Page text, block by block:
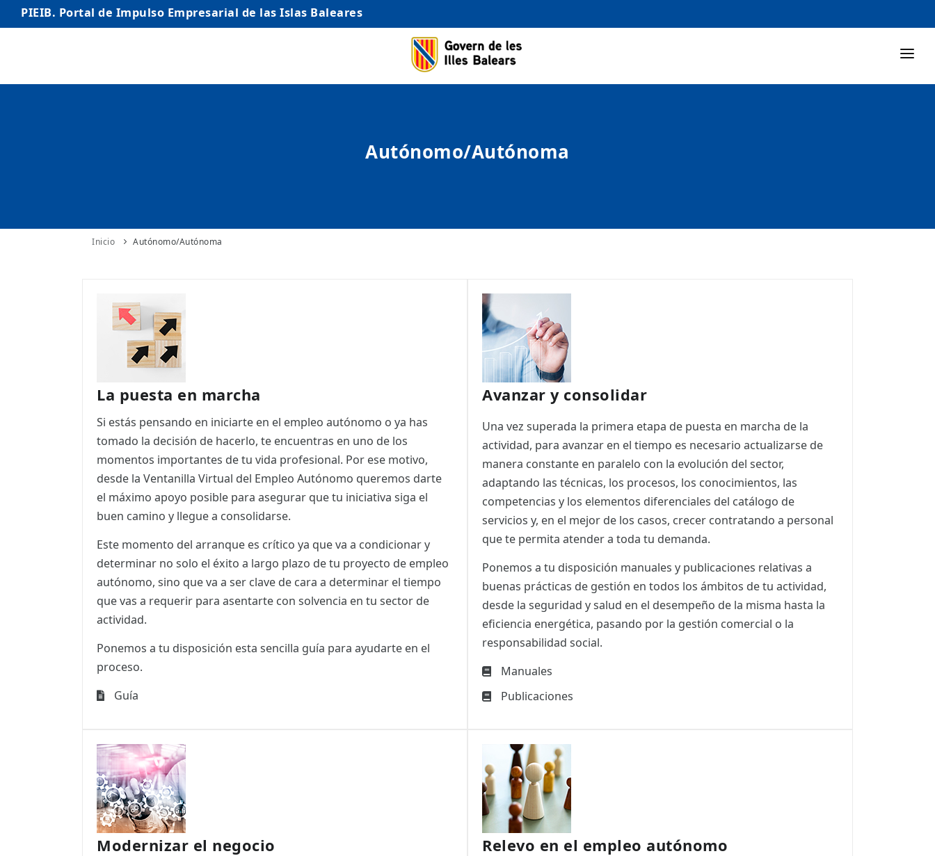
PIEIB. Portal de Impulso Empresarial de las Islas Baleares
INICIO
INTERNACIONALIZACIÓN
Autónomo/Autónoma
Inicio Autónomo/Autónoma
La puesta en marcha
Si estás pensando en iniciarte en el empleo autónomo o ya has
tomado la decisión de hacerlo, te encuentras en uno de los
momentos importantes de tu vida profesional. Por ese motivo,
desde la Ventanilla Virtual del Empleo Autónomo queremos darte
el máximo apoyo posible para asegurar que tu iniciativa siga el
buen camino y llegue a consolidarse.
Este momento del arranque es crítico ya que va a condicionar y
determinar no solo el éxito a largo plazo de tu proyecto de empleo
autónomo, sino que va a ser clave de cara a determinar el tiempo
que vas a requerir para asentarte con solvencia en tu sector de
actividad.
Ponemos a tu disposición esta sencilla guía para ayudarte en el
proceso.
Guía
Avanzar y consolidar
Una vez superada la primera etapa de puesta en marcha de la
actividad, para avanzar en el tiempo es necesario actualizarse de
manera constante en paralelo con la evolución del sector,
adaptando las técnicas, los procesos, los conocimientos, las
competencias y los elementos diferenciales del catálogo de
servicios y, en el mejor de los casos, crecer contratando a personal
que te permita atender a toda tu demanda.
Ponemos a tu disposición manuales y publicaciones relativas a
buenas prácticas de gestión en todos los ámbitos de tu actividad,
desde la seguridad y salud en el desempeño de la misma hasta la
eficiencia energética, pasando por la gestión comercial o la
responsabilidad social.
Manuales
Publicaciones
Modernizar el negocio Relevo en el empleo autónomo